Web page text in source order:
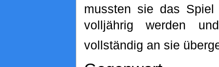
mussten sie das
volljährig werden
vollständig an sie